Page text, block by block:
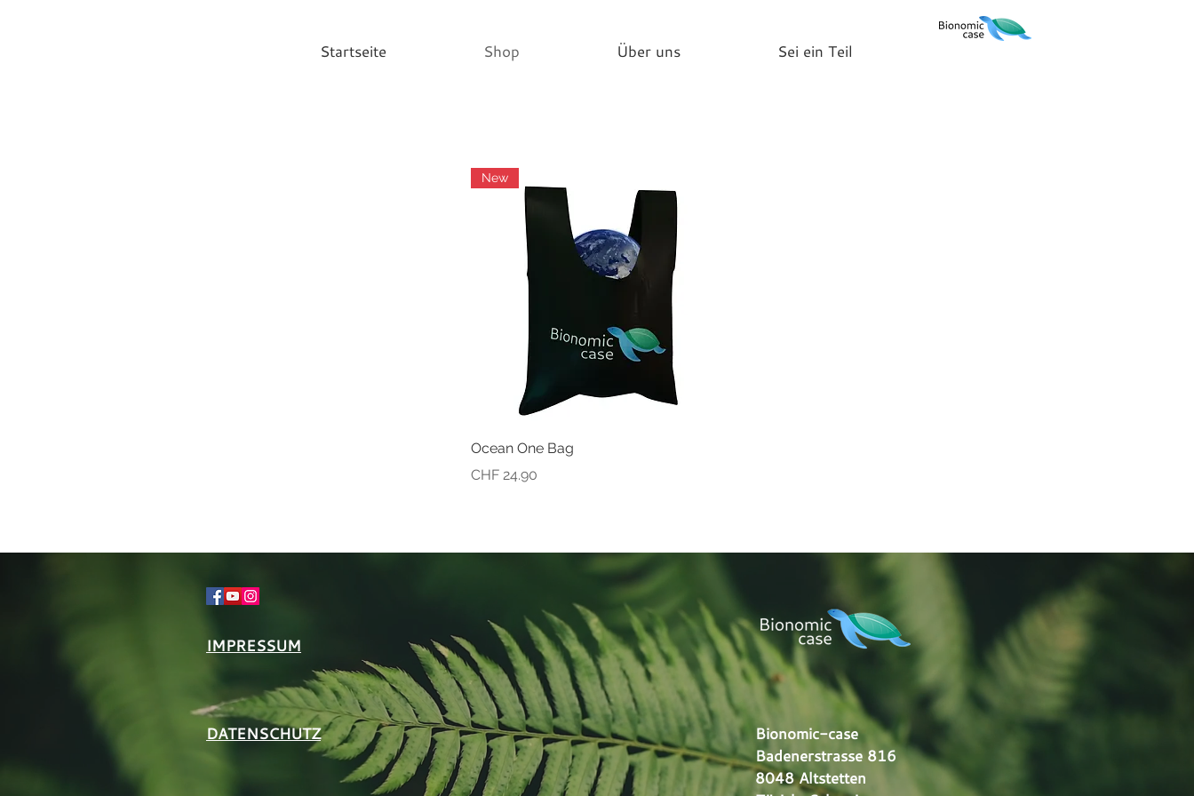
Startseite Shop Über uns Sei ein Teil
Schnellansicht
New
Ocean One Bag
Preis
CHF 24.90
IMPRESSUM
DATENSCHUTZ
Bionomic-case
Badenerstrasse 816
8048 Altstetten